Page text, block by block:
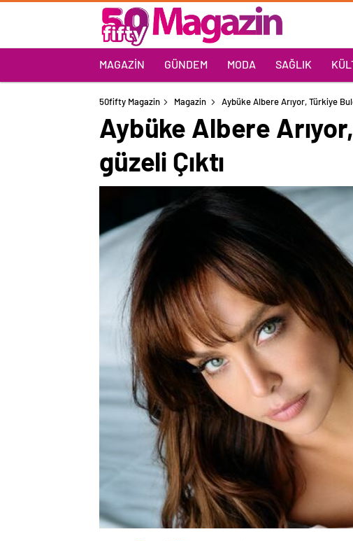
MAGAZIN GÜNDEM MODA SAĞLIK
50fifty Magazin Magazin Aybüke Albere Arıyor, Türkiye
Aybüke Albere
güzeli Çıktı